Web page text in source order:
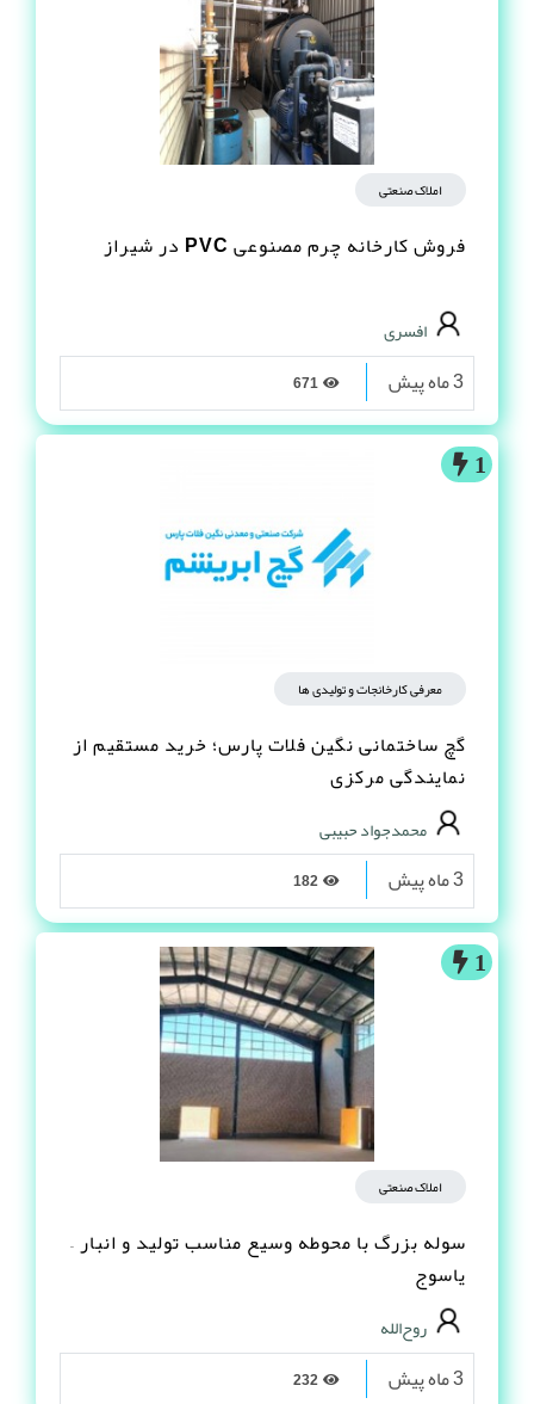
املاک صنعتی
فروش کارخانه چرم مصنوعى PVC در شیراز
افسری
3 ماه پیش
1
معرفی کارخانجات و تولیدی ها
گچ ساختمانی نگین فلات پارس؛ خرید مستقیم از
نمایندگی مرکزی
محمدجواد حبیبی
3 ماه پیش
1
املاک صنعتی
سوله بزرگ با محوطه وسیع مناسب تولید و انبار –
یاسوج
روح‌الله
3 ماه پیش